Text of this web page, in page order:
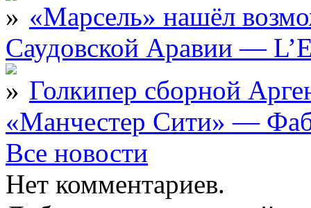
«Марсель» нашёл
Саудовской Аравии —
Голкипер сборной
«Манчестер Сити» —
Все новости
Нет комментариев.